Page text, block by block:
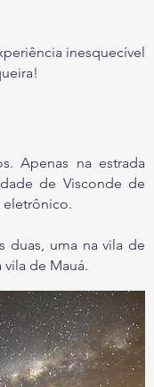
inesquecível
Apenas na estrada
de Visconde de
eletrônico.
duas, uma na vila de
vila de Mauá.